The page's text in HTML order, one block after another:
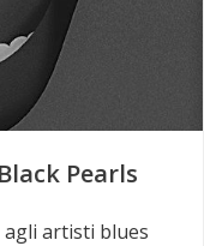
Pearls
agli artisti blues